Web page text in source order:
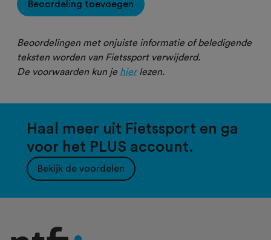
Beoordeling toevoegen
Beoordelingen met onjuiste informatie of beledigende
teksten worden van Fietssport verwijderd.
De voorwaarden kun je hierlezen.
Haal meer uit Fietssport en ga
voor het PLUS account.
Bekijk de voordelen